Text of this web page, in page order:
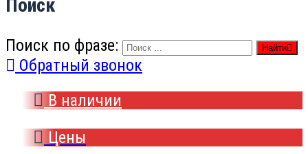
Поиск
Поиск по фразе: Найти
Обратный звонок
В наличии
Цены